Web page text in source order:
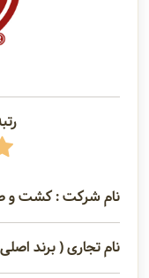
نام شرکت : کشت و
نام تجاری ( برند